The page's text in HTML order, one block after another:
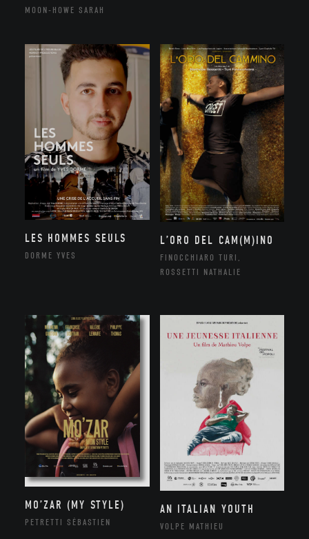
MOON-HOWE SARAH
LES HOMMES SEULS
DORME YVES
L’ORO DEL CAM(M)INO
FINOCCHIARO TURI,
ROSSETTI NATHALIE
MO’ZAR (MY STYLE)
PETRETTI SÉBASTIEN
AN ITALIAN YOUTH
VOLPE MATHIEU